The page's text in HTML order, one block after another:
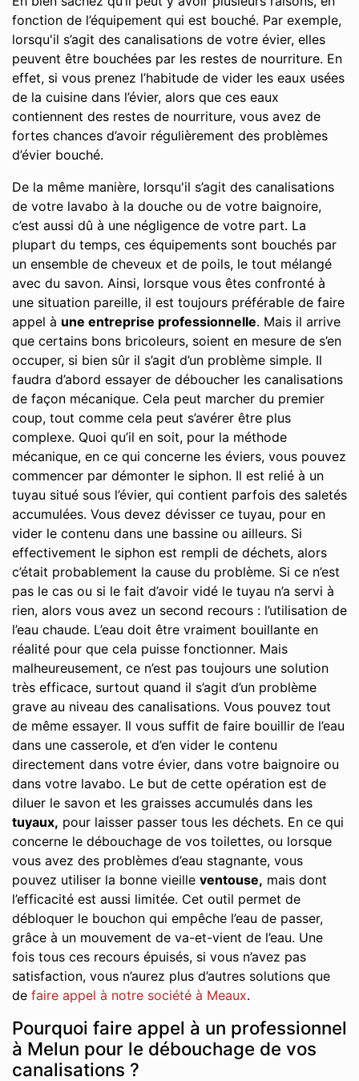
fonction de l’équipement qui est bouché. Par exemple,
lorsqu'il s’agit des canalisations de votre évier, elles
peuvent être bouchées par les restes de nourriture. En
effet, si vous prenez l’habitude de vider les eaux usées
de la cuisine dans l’évier, alors que ces eaux
contiennent des restes de nourriture, vous avez de
fortes chances d’avoir régulièrement des problèmes
d’évier bouché.
De la même manière, lorsqu'il s’agit des canalisations
de votre lavabo à la douche ou de votre baignoire,
c’est aussi dû à une négligence de votre part. La
plupart du temps, ces équipements sont bouchés par
un ensemble de cheveux et de poils, le tout mélangé
avec du savon. Ainsi, lorsque vous êtes confronté à
une situation pareille, il est toujours préférable de faire
appel à une entreprise professionnelle. Mais il arrive
que certains bons bricoleurs, soient en mesure de s’en
occuper, si bien sûr il s’agit d’un problème simple. Il
faudra d’abord essayer de déboucher les canalisations
de façon mécanique. Cela peut marcher du premier
coup, tout comme cela peut s’avérer être plus
complexe. Quoi qu’il en soit, pour la méthode
mécanique, en ce qui concerne les éviers, vous pouvez
commencer par démonter le siphon. Il est relié à un
tuyau situé sous l’évier, qui contient parfois des saletés
accumulées. Vous devez dévisser ce tuyau, pour en
vider le contenu dans une bassine ou ailleurs. Si
effectivement le siphon est rempli de déchets, alors
c’était probablement la cause du problème. Si ce n’est
pas le cas ou si le fait d’avoir vidé le tuyau n’a servi à
rien, alors vous avez un second recours : l’utilisation de
l’eau chaude. L’eau doit être vraiment bouillante en
réalité pour que cela puisse fonctionner. Mais
malheureusement, ce n’est pas toujours une solution
très efficace, surtout quand il s’agit d’un problème
grave au niveau des canalisations. Vous pouvez tout
de même essayer. Il vous suffit de faire bouillir de l’eau
dans une casserole, et d’en vider le contenu
directement dans votre évier, dans votre baignoire ou
dans votre lavabo. Le but de cette opération est de
diluer le savon et les graisses accumulés dans les
tuyaux, pour laisser passer tous les déchets. En ce qui
concerne le débouchage de vos toilettes, ou lorsque
vous avez des problèmes d’eau stagnante, vous
pouvez utiliser la bonne vieille ventouse, mais dont
l’efficacité est aussi limitée. Cet outil permet de
débloquer le bouchon qui empêche l’eau de passer,
grâce à un mouvement de va-et-vient de l’eau. Une
fois tous ces recours épuisés, si vous n’avez pas
satisfaction, vous n’aurez plus d’autres solutions que
de faire appel à notre société à Meaux.
Pourquoi faire appel à un professionnel
à Melun pour le débouchage de vos
canalisations ?